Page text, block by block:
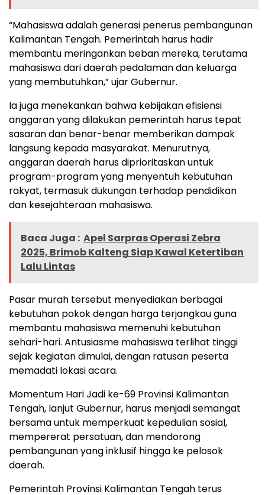
“Mahasiswa adalah generasi penerus pembangunan
Kalimantan Tengah. Pemerintah harus hadir
membantu meringankan beban mereka, terutama
mahasiswa dari daerah pedalaman dan keluarga
yang membutuhkan,” ujar Gubernur.
Ia juga menekankan bahwa kebijakan efisiensi
anggaran yang dilakukan pemerintah harus tepat
sasaran dan benar-benar memberikan dampak
langsung kepada masyarakat. Menurutnya,
anggaran daerah harus diprioritaskan untuk
program-program yang menyentuh kebutuhan
rakyat, termasuk dukungan terhadap pendidikan
dan kesejahteraan mahasiswa.
Baca Juga : Apel Sarpras Operasi Zebra
2025, Brimob Kalteng Siap Kawal Ketertiban
Lalu Lintas
Pasar murah tersebut menyediakan berbagai
kebutuhan pokok dengan harga terjangkau guna
membantu mahasiswa memenuhi kebutuhan
sehari-hari. Antusiasme mahasiswa terlihat tinggi
sejak kegiatan dimulai, dengan ratusan peserta
memadati lokasi acara.
Momentum Hari Jadi ke-69 Provinsi Kalimantan
Tengah, lanjut Gubernur, harus menjadi semangat
bersama untuk memperkuat kepedulian sosial,
mempererat persatuan, dan mendorong
pembangunan yang inklusif hingga ke pelosok
daerah.
Pemerintah Provinsi Kalimantan Tengah terus